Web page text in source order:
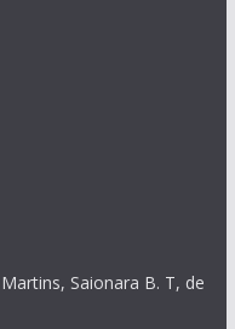
Saionara B. T, de